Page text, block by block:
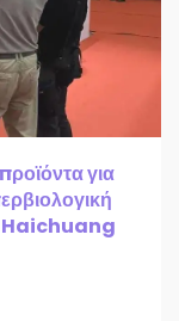
για
Haichuang